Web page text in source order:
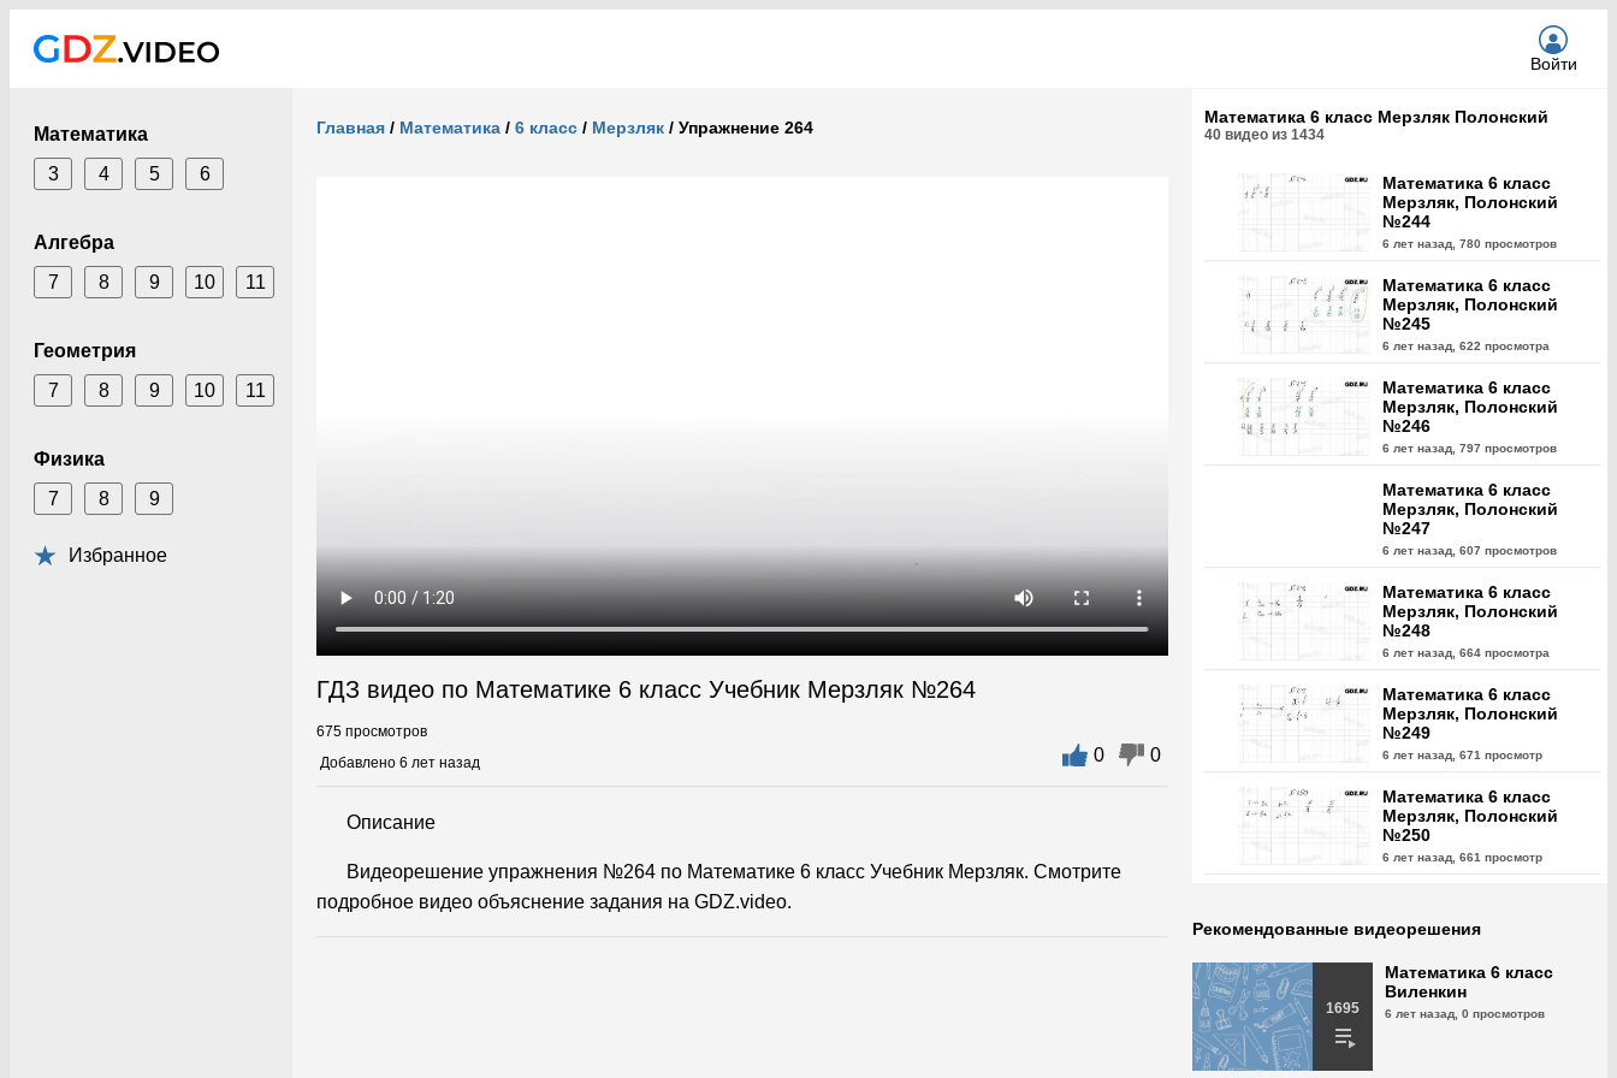
Войти
Математика
3
4 5 6
Алгебра
7
8 9 10 11
Геометрия
7
8 9 10 11
Физика
7
8 9
Избранное
Главная / Математика / 6 класс / Мерзляк / Упражнение 264
ГДЗ видео по Математике 6 класс Учебник Мерзляк №264
675 просмотров
Добавлено 6 лет назад
0 0
Описание
Видеорешение упражнения №264 по Математике 6 класс Учебник Мерзляк. Смотрите
подробное видео объяснение задания на GDZ.video.
Математика 6 класс Мерзляк Полонский
40 видео из 1434
Математика 6 класс
Мерзляк, Полонский
№244
6 лет назад, 780 просмотров
Математика 6 класс
Мерзляк, Полонский
№245
6 лет назад, 622 просмотра
Математика 6 класс
Мерзляк, Полонский
№246
6 лет назад, 797 просмотров
Математика 6 класс
Мерзляк, Полонский
№247
6 лет назад, 607 просмотров
Математика 6 класс
Мерзляк, Полонский
№248
6 лет назад, 664 просмотра
Математика 6 класс
Мерзляк, Полонский
№249
6 лет назад, 671 просмотр
Математика 6 класс
Мерзляк, Полонский
№250
6 лет назад, 661 просмотр
№251
Математика 6 класс
Мерзляк, Полонский
Рекомендованные видеорешения
1695
Математика 6 класс
Виленкин
6 лет назад, 0 просмотров